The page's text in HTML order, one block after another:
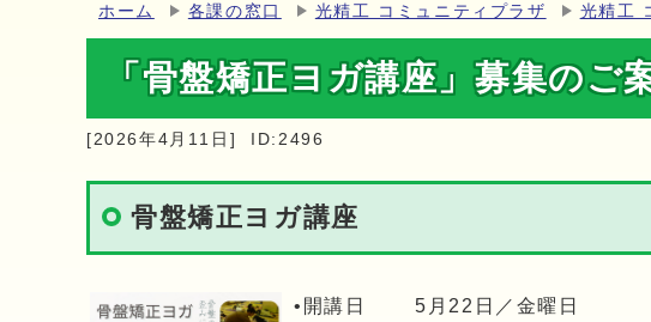
ホーム 各課の窓口 光精工 コミュニティプラザ 光精工
「骨盤矯正ヨガ講座」募集のご
[2026年4月11日] ID:2496
骨盤矯正ヨガ講座
•開講日 5月22日／金曜日